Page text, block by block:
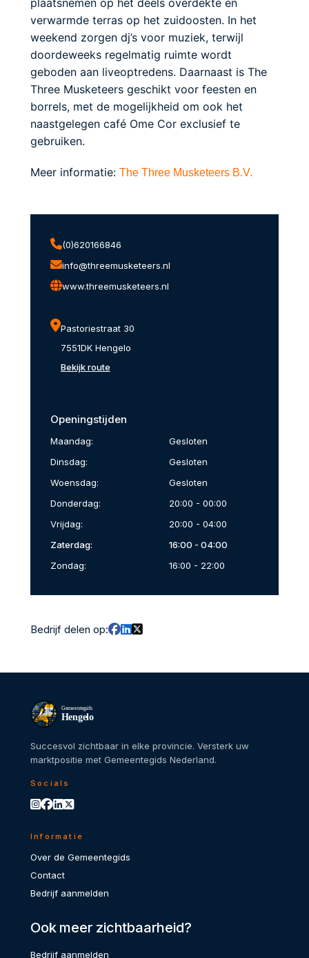
plaatsnemen op het deels overdekte en
verwarmde terras op het zuidoosten. In het
weekend zorgen dj’s voor muziek, terwijl
doordeweeks regelmatig ruimte wordt
geboden aan liveoptredens. Daarnaast is The
Three Musketeers geschikt voor feesten en
borrels, met de mogelijkheid om ook het
naastgelegen café Ome Cor exclusief te
gebruiken.
Meer informatie: The Three Musketeers B.V.
(0)620166846
info@threemusketeers.nl
www.threemusketeers.nl
Pastoriestraat 30
7551DK Hengelo
Bekijk route
Openingstijden
Maandag:
Gesloten
Dinsdag:
Gesloten
Woensdag:
Gesloten
Donderdag:
20:00 - 00:00
Vrijdag:
20:00 - 04:00
Zaterdag:
16:00 - 04:00
Zondag:
16:00 - 22:00
Bedrijf delen op:
Gemeentegids
Hengelo
Succesvol zichtbaar in elke provincie. Versterk uw
marktpositie met Gemeentegids Nederland.
Socials
Informatie
Over de Gemeentegids
Contact
Bedrijf aanmelden
Ook meer zichtbaarheid?
Bedrijf aanmelden